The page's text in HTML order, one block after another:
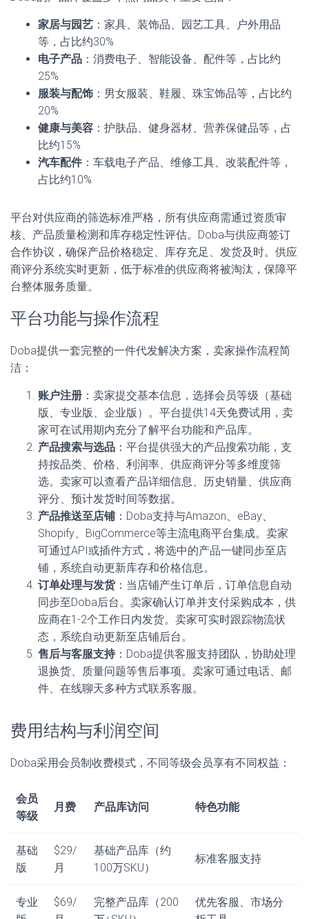
家居与园艺 ：家具、装饰品、园艺工具、户外用品
等，占比约30%
电子产品 ：消费电子、智能设备、配件等，占比约
25%
服装与配饰 ：男女服装、鞋履、珠宝饰品等，占比约
20%
健康与美容 ：护肤品、健身器材、营养保健品等，占
比约15%
汽车配件：车载电子产品、维修工具、改装配件等，
占比约10%
平台对供应商的筛选标准严格，所有供应商需通过资质审
核、产品质量检测和库存稳定性评估。Doba与供应商签订
合作协议，确保产品价格稳定、库存充足、发货及时。供应
商评分系统实时更新，低于标准的供应商将被淘汰，保障平
台整体服务质量。
平台功能与操作流程
Doba提供一套完整的一件代发解决方案，卖家操作流程简
洁：
账户注册 ：卖家提交基本信息，选择会员等级（基础
版、专业版、企业版）。平台提供14天免费试用，卖
家可在试用期内充分了解平台功能和产品库。
产品搜索与选品 ：平台提供强大的产品搜索功能，支
持按品类、价格、利润率、供应商评分等多维度筛
选。卖家可以查看产品详细信息、历史销量、供应商
评分、预计发货时间等数据。
产品推送至店铺：Doba支持与Amazon、eBay、
Shopify、BigCommerce等主流电商平台集成。卖家
可通过API或插件方式，将选中的产品一键同步至店
铺，系统自动更新库存和价格信息。
订单处理与发货：当店铺产生订单后，订单信息自动
同步至Doba后台。卖家确认订单并支付采购成本，供
应商在1-2个工作日内发货。卖家可实时跟踪物流状
态，系统自动更新至店铺后台。
售后与客服支持：Doba提供客服支持团队，协助处理
退换货、质量问题等售后事项。卖家可通过电话、邮
件、在线聊天多种方式联系客服。
费用结构与利润空间
Doba采用会员制收费模式，不同等级会员享有不同权益：
会员
等级
月费 产品库访问 特色功能
基础
版
$29/
月
基础产品库（约
100万SKU）
标准客服支持
专业
$69/
完整产品库（200
优先客服、市场分